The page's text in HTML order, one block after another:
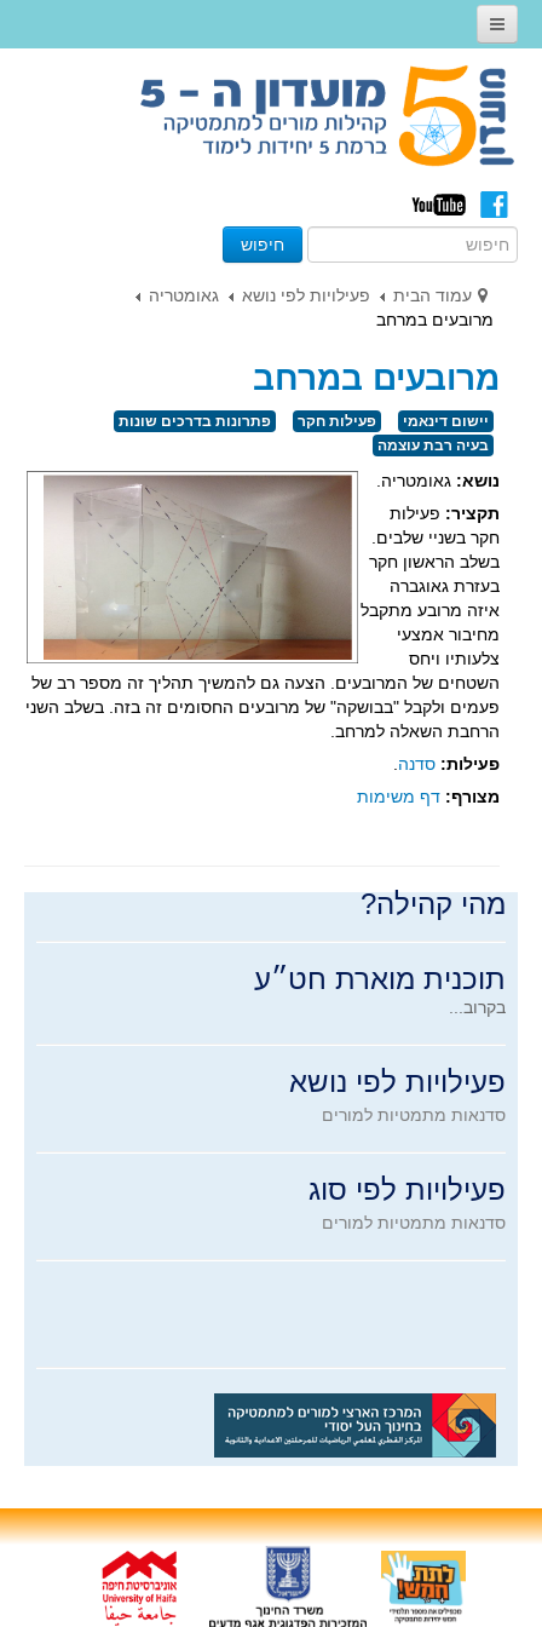
חיפוש
דף הבית
אודות
קהילות מורים 5 יח״ל
קהילות מועדון ה 5 - תשע"ז
קהילות מועדון ה 5 - תשע"ו
פעילויות לפי נושא
פעילויות חקר
שילוב טכנולוגיה
קישורים שימושיים
כנסים
הצגה בכנס הארצי למורים למתמטיקה
כנס קהילות תשע"ו
כנס קהילות תשע"ה
צרו קשר
כניסה לחברי המועדון
מדרגות ל-5
עמוד הבית פעילויות לפי נושא
גאומטריה
מרובעים במרחב
מרובעים במרחב
יישום דינאמי פעילות חקר
פתרונות בדרכים שונות
בעיה רבת עוצמה
נושא: גאומטריה.
תקציר: פעילות
חקר בשניי שלבים.
בשלב הראשון חקר
בעזרת גאוגברה
איזה מרובע מתקבל
מחיבור אמצעי
צלעותיו ויחס
השטחים של המרובעים. הצעה גם להמשיך תהליך זה מספר רב של
פעמים ולקבל "בבושקה" של מרובעים החסומים זה בזה. בשלב השני
הרחבת השאלה למרחב.
פעילות: סדנה.
מצורף: דף משימות
מהי קהילה?
תוכנית מוארת חט״ע
בקרוב...
פעילויות לפי נושא
סדנאות מתמטיות למורים
פעילויות לפי סוג
סדנאות מתמטיות למורים